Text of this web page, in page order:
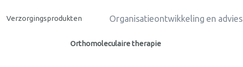
Verzorgingsprodukten Organisatieontwikkeling en advies
Orthomoleculaire therapie